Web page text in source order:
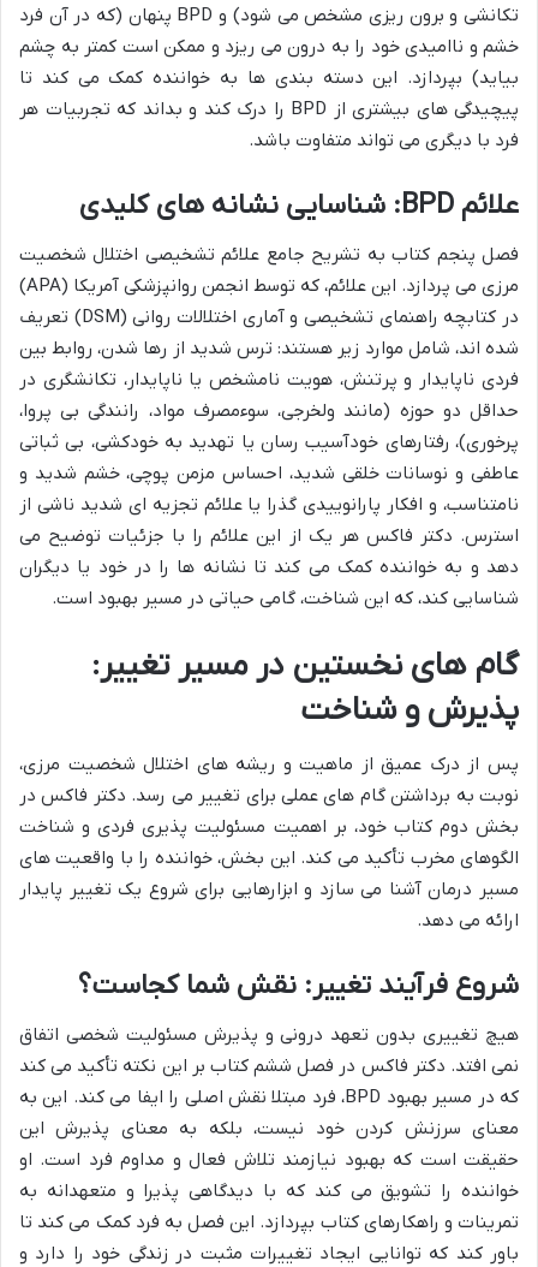
تکانشی و برون ریزی مشخص می شود) و BPD پنهان (که در آن فرد
خشم و ناامیدی خود را به درون می ریزد و ممکن است کمتر به چشم
بیاید) بپردازد. این دسته بندی ها به خواننده کمک می کند تا
پیچیدگی های بیشتری از BPD را درک کند و بداند که تجربیات هر
فرد با دیگری می تواند متفاوت باشد.
علائم BPD: شناسایی نشانه های کلیدی
فصل پنجم کتاب به تشریح جامع علائم تشخیصی اختلال شخصیت
مرزی می پردازد. این علائم، که توسط انجمن روانپزشکی آمریکا (APA)
در کتابچه راهنمای تشخیصی و آماری اختلالات روانی (DSM) تعریف
شده اند، شامل موارد زیر هستند: ترس شدید از رها شدن، روابط بین
فردی ناپایدار و پرتنش، هویت نامشخص یا ناپایدار، تکانشگری در
حداقل دو حوزه (مانند ولخرجی، سوءمصرف مواد، رانندگی بی پروا،
پرخوری)، رفتارهای خودآسیب رسان یا تهدید به خودکشی، بی ثباتی
عاطفی و نوسانات خلقی شدید، احساس مزمن پوچی، خشم شدید و
نامتناسب، و افکار پارانوییدی گذرا یا علائم تجزیه ای شدید ناشی از
استرس. دکتر فاکس هر یک از این علائم را با جزئیات توضیح می
دهد و به خواننده کمک می کند تا نشانه ها را در خود یا دیگران
شناسایی کند، که این شناخت، گامی حیاتی در مسیر بهبود است.
گام های نخستین در مسیر تغییر:
پذیرش و شناخت
پس از درک عمیق از ماهیت و ریشه های اختلال شخصیت مرزی،
نوبت به برداشتن گام های عملی برای تغییر می رسد. دکتر فاکس در
بخش دوم کتاب خود، بر اهمیت مسئولیت پذیری فردی و شناخت
الگوهای مخرب تأکید می کند. این بخش، خواننده را با واقعیت های
مسیر درمان آشنا می سازد و ابزارهایی برای شروع یک تغییر پایدار
ارائه می دهد.
شروع فرآیند تغییر: نقش شما کجاست؟
هیچ تغییری بدون تعهد درونی و پذیرش مسئولیت شخصی اتفاق
نمی افتد. دکتر فاکس در فصل ششم کتاب بر این نکته تأکید می کند
که در مسیر بهبود BPD، فرد مبتلا نقش اصلی را ایفا می کند. این به
معنای سرزنش کردن خود نیست، بلکه به معنای پذیرش این
حقیقت است که بهبود نیازمند تلاش فعال و مداوم فرد است. او
خواننده را تشویق می کند که با دیدگاهی پذیرا و متعهدانه به
تمرینات و راهکارهای کتاب بپردازد. این فصل به فرد کمک می کند تا
باور کند که توانایی ایجاد تغییرات مثبت در زندگی خود را دارد و